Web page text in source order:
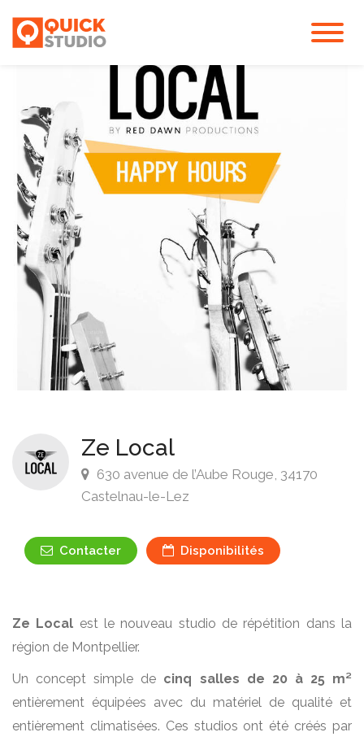
Ze Local
630 avenue de l’Aube Rouge, 34170
Castelnau-le-Lez
Contacter Disponibilités
Ze Local est le nouveau studio de répétition dans la
région de Montpellier.
Un concept simple de cinq salles de 20 à 25 m²
entièrement équipées avec du matériel de qualité et
entièrement climatisées. Ces studios ont été créés par